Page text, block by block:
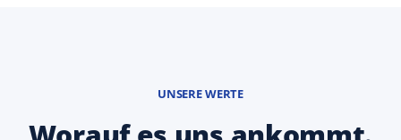
UNSERE WERTE